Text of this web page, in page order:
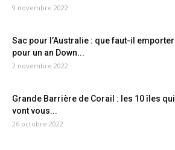
9 novembre 2022
Sac pour l’Australie : que faut-il emporter
pour un an Down...
2 novembre 2022
Grande Barrière de Corail : les 10 îles qui
vont vous...
26 octobre 2022